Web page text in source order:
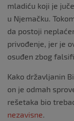
mladiću koji je
u Njemačku.
da postoji
privođenje, jer je
osuđen zbog
Kako državljanin
on je odmah
rešetaka bio
nezavisne